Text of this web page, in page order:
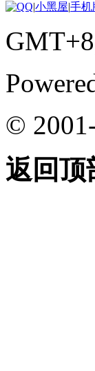
|小黑屋|手机
©
返回顶